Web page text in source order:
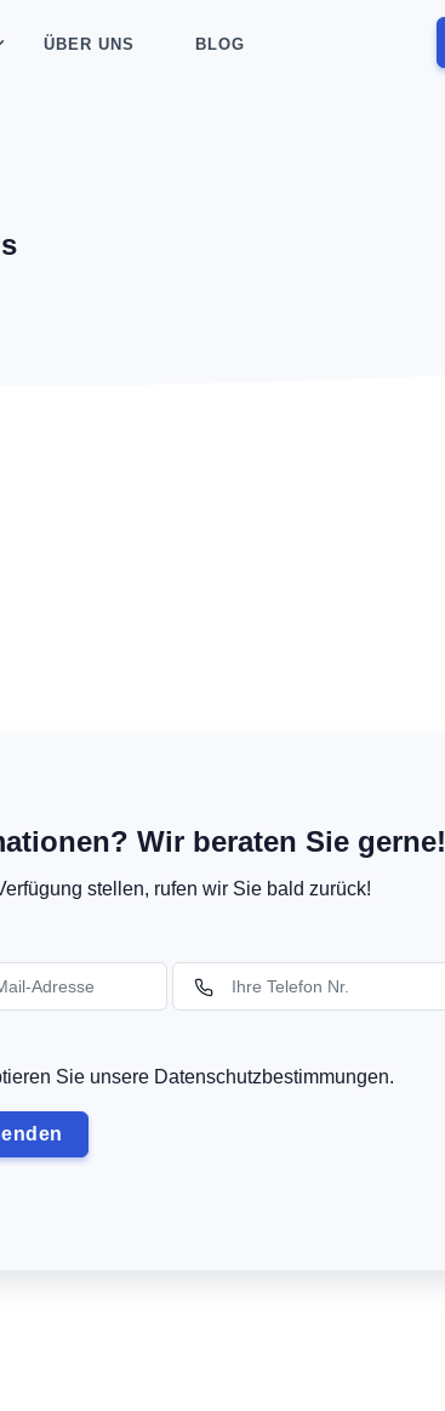
ÜBER UNS BLOG
Wir beraten Sie gerne!
stellen, rufen wir Sie bald zurück!
Sie unsere Datenschutzbestimmungen.